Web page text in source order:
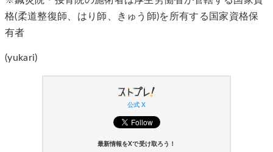
格(柔道整復師、はり師、きゅう師)を所有する国家資格保
有者
(yukari)
公式 X
最新情報をXで受け取ろう！